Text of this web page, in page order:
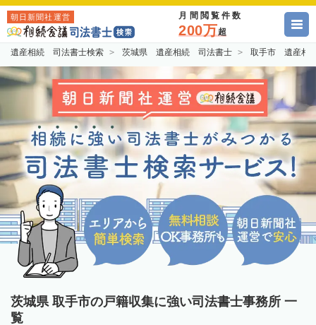
朝日新聞社運営 月間閲覧件数
200万超
遺産相続 司法書士検索 茨城県 遺産相続 司法書士 取手市 遺産相
茨城県 取手市の戸籍収集に強い司法書士事務所 一
覧